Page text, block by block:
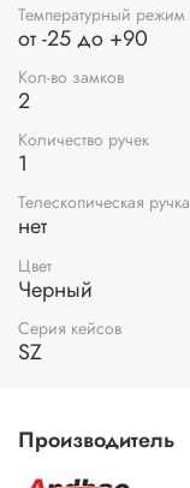
Температурный режим
от -25 до +90
Кол-во замков
2
Количество ручек
1
Телескопическая ручка
нет
Цвет
Черный
Серия кейсов
SZ
Производитель